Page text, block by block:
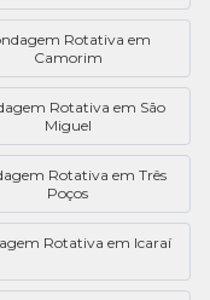
Rotativa em
Camorim
Rotativa em São
Miguel
Rotativa em Três
Poços
Rotativa em Icaraí